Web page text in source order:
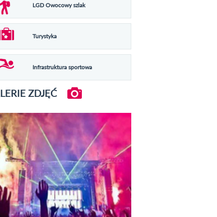
LGD Owocowy szlak
Turystyka
Infrastruktura sportowa
ZDJĘĆ